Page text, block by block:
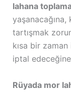
lahana
yaşanacağına,
tartışmak
kısa bir
iptal edeceğine
Rüyada mor